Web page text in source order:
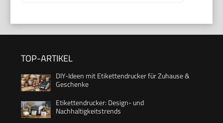
TOP-ARTIKEL
DIY-Ideen mit Etikettendrucker für Zuhause &
Geschenke
Etikettendrucker: Design- und
Nachhaltigkeitstrends